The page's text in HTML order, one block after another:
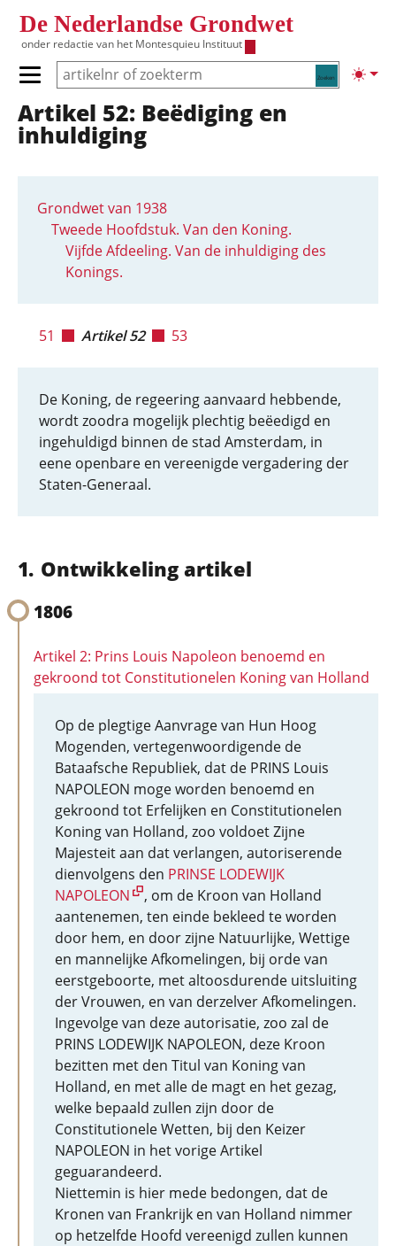
De Nederlandse Grondwet
onder redactie van het Montesquieu Instituut
Zoeken
Primair menu tonen/verbergen
Hoofdnavigatie
Artikel 52: Beëdiging en
inhuldiging
Grondwet van 1938
Tweede Hoofdstuk. Van den Koning.
Vijfde Afdeeling. Van de inhuldiging des
Konings.
51 Artikel 52 53
De Koning, de regeering aanvaard hebbende,
wordt zoodra mogelijk plechtig beëedigd en
ingehuldigd binnen de stad Amsterdam, in
eene openbare en vereenigde vergadering der
Staten-Generaal.
Ontwikkeling artikel
1806
Artikel 2: Prins Louis Napoleon benoemd en
gekroond tot Constitutionelen Koning van Holland
Op de plegtige Aanvrage van Hun Hoog
Mogenden, vertegenwoordigende de
Bataafsche Republiek, dat de PRINS Louis
NAPOLEON moge worden benoemd en
gekroond tot Erfelijken en Constitutionelen
Koning van Holland, zoo voldoet Zijne
Majesteit aan dat verlangen, autoriserende
dienvolgens den PRINSE LODEWIJK
NAPOLEON
, om de Kroon van Holland
aantenemen, ten einde bekleed te worden
door hem, en door zijne Natuurlijke, Wettige
en mannelijke Afkomelingen, bij orde van
eerstgeboorte, met altoosdurende uitsluiting
der Vrouwen, en van derzelver Afkomelingen.
Ingevolge van deze autorisatie, zoo zal de
PRINS LODEWIJK NAPOLEON, deze Kroon
bezitten met den Titul van Koning van
Holland, en met alle de magt en het gezag,
welke bepaald zullen zijn door de
Constitutionele Wetten, bij den Keizer
NAPOLEON in het vorige Artikel
geguarandeerd.
Niettemin is hier mede bedongen, dat de
Kronen van Frankrijk en van Holland nimmer
op hetzelfde Hoofd vereenigd zullen kunnen